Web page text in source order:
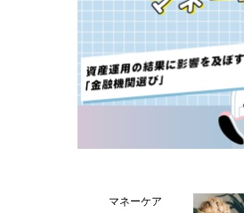
マネーケア